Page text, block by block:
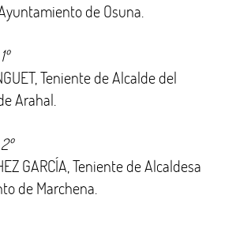
de Osuna.
Teniente de Alcalde del
Arahal.
GARCÍA, Teniente de Alcaldesa
de Marchena.